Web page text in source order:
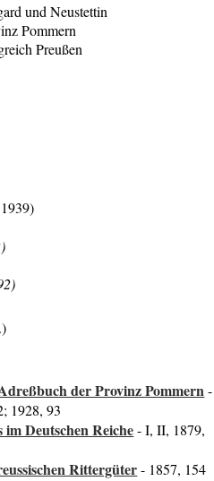
und Neustettin
Pommern
Preußen
der Provinz Pommern-
1928, 93
Deutschen Reiche- I, II, 1879,
Rittergüter- 1857, 154